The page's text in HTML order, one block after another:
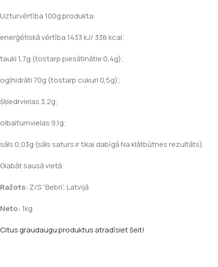
Uzturvērtība 100g produkta:
enerģētiskā vērtība 1433 kJ/ 338 kcal;
tauki 1,7g (tostarp piesātinātie 0,4g);
ogļhidrāti 70g (tostarp cukuri 0,5g);
šķiedrvielas 3,2g;
olbaltumvielas 9,1g;
sāls 0,03g (sāls saturs ir tikai dabīgā Na klātbūtnes rezultāts).
Glabāt sausā vietā.
Ražots: Z/S “Bebri”, Latvijā
Neto: 1kg
Citus graudaugu produktus atradīsiet šeit!